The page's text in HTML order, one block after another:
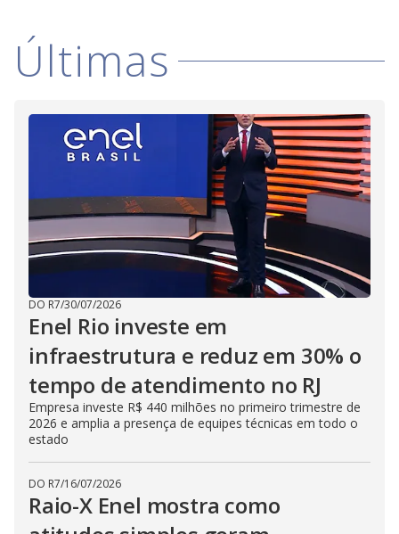
e
o
Últimas
DO R7/30/07/2026
Enel Rio investe em
infraestrutura e reduz em 30% o
tempo de atendimento no RJ
Empresa investe R$ 440 milhões no primeiro trimestre de
2026 e amplia a presença de equipes técnicas em todo o
estado
DO R7/16/07/2026
Raio-X Enel mostra como